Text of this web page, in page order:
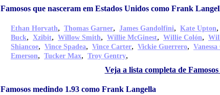
Famosos que nasceram em Estados Unidos como Frank
Ethan Horvath, Thomas Garner, James Gandolfini, Kate Upton,
Buck, Xzibit, Willow Smith, Willie McGinest, Willie Colón,
Shiancoe, Vince Spadea, Vince Carter, Vickie Guerrero,
Emerson, Tucker Max, Troy Gentry,
Veja a lista completa de
Famosos medindo 1.93 como Frank Langella